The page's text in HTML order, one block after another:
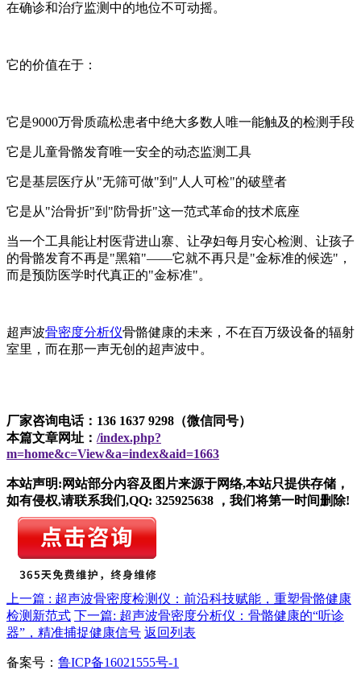
在确诊和治疗监测中的地位不可动摇。
它的价值在于：
它是9000万骨质疏松患者中绝大多数人唯一能触及的检测手段
它是儿童骨骼发育唯一安全的动态监测工具
它是基层医疗从"无筛可做"到"人人可检"的破壁者
它是从"治骨折"到"防骨折"这一范式革命的技术底座
当一个工具能让村医背进山寨、让孕妇每月安心检测、让孩子
的骨骼发育不再是"黑箱"——它就不再只是"金标准的候选"，
而是预防医学时代真正的"金标准"。
超声波骨密度分析仪骨骼健康的未来，不在百万级设备的辐射
室里，而在那一声无创的超声波中。
厂家咨询电话：136 1637 9298（微信同号）
本篇文章网址： /index.php?
m=home&c=View&a=index&aid=1663
本站声明:网站部分内容及图片来源于网络,本站只提供存储，
如有侵权,请联系我们,QQ: 325925638 ，我们将第一时间删除!
上一篇 : 超声波骨密度检测仪：前沿科技赋能，重塑骨骼健康
检测新范式 下一篇: 超声波骨密度分析仪：骨骼健康的“听诊
器”，精准捕捉健康信号 返回列表
备案号： 鲁ICP备16021555号-1